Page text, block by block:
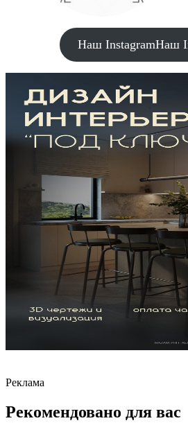
Наш InstagramНаш
Реклама
Рекомендовано для вас